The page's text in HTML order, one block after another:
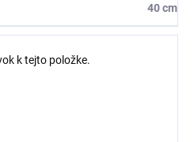
40 cm
k tejto položke.